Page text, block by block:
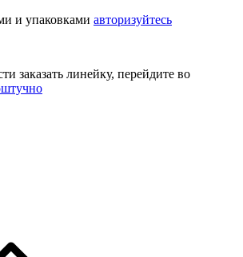
и упаковками авторизуйтесь
заказать линейку, перейдите во